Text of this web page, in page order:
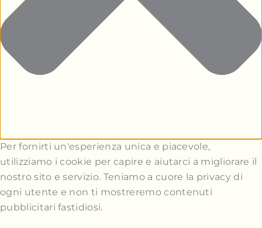
Per fornirti un'esperienza unica e piacevole,
utilizziamo i cookie per capire e aiutarci a migliorare il
nostro sito e servizio. Teniamo a cuore la privacy di
ogni utente e non ti mostreremo contenuti
pubblicitari fastidiosi.